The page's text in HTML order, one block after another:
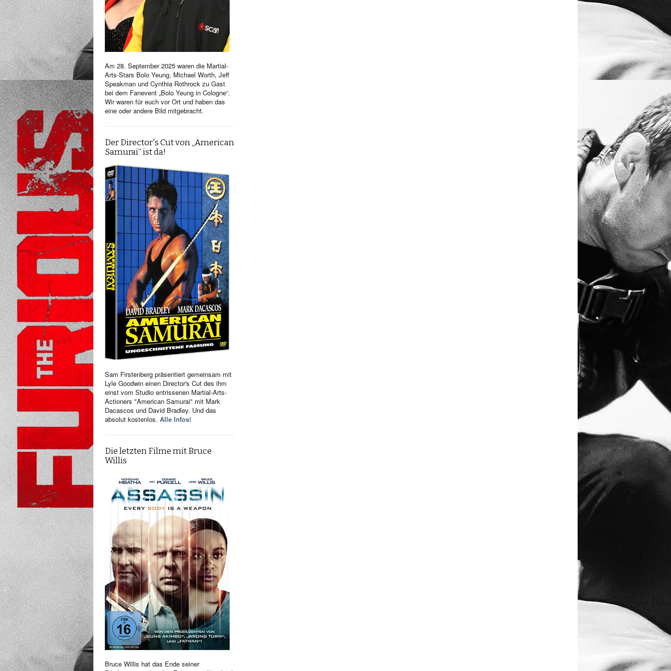
Am 28. September 2025 waren die Martial-
Arts-Stars Bolo Yeung, Michael Worth, Jeff
Speakman und Cynthia Rothrock zu Gast
bei dem Fanevent „Bolo Yeung in Cologne“.
Wir waren für euch vor Ort und haben das
eine oder andere Bild mitgebracht.
Der Director's Cut von „American
Samurai“ ist da!
Sam Firstenberg präsentiert gemeinsam mit
Lyle Goodwin einen Director's Cut des ihm
einst vom Studio entrissenen Martial-Arts-
Actioners "American Samurai" mit Mark
Dacascos und David Bradley. Und das
absolut kostenlos. Alle Infos!
Die letzten Filme mit Bruce
Willis
Bruce Willis hat das Ende seiner